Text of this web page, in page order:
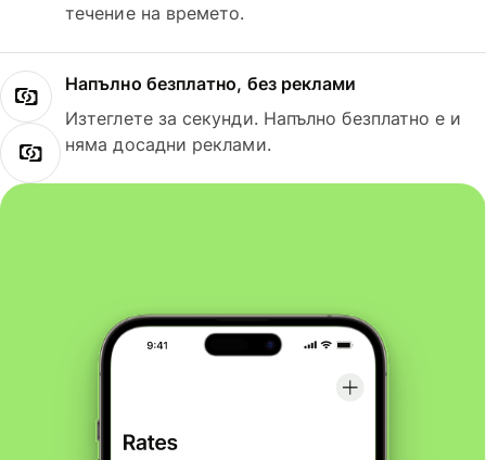
течение на времето.
Напълно безплатно, без реклами
Изтеглете за секунди. Напълно безплатно е и
няма досадни реклами.